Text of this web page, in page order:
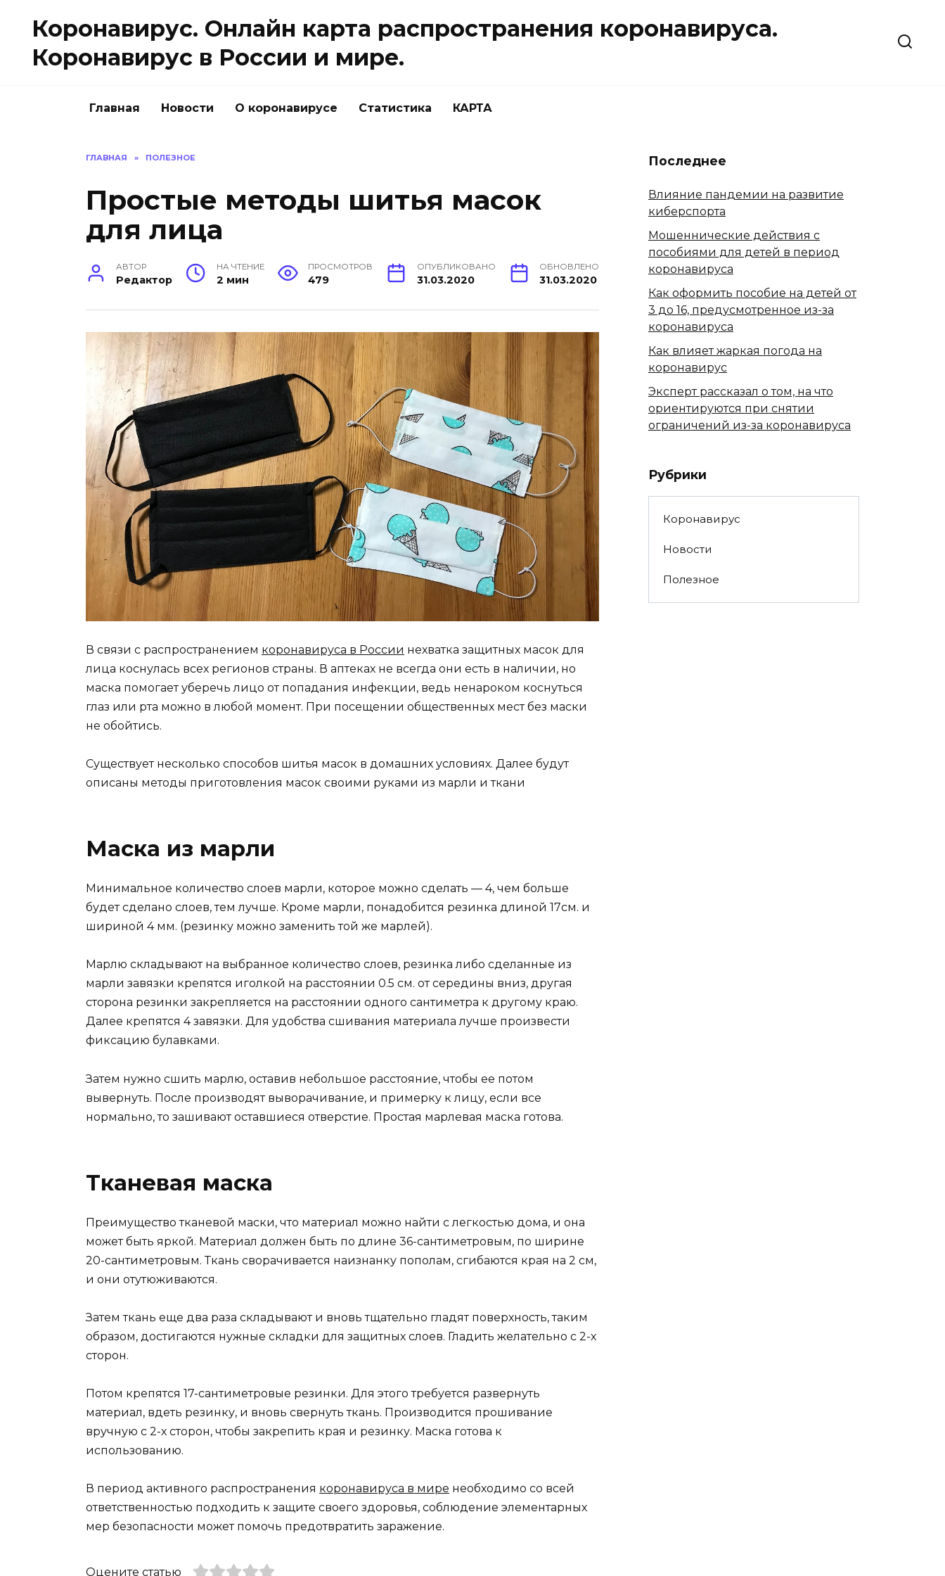
содержанию
Коронавирус. Онлайн карта распространения коронавируса.
Коронавирус в России и мире.
Главная Новости О коронавирусе Статистика КАРТА
ГЛАВНАЯ » ПОЛЕЗНОЕ
Простые методы шитья масок
для лица
АВТОР
Редактор
НА ЧТЕНИЕ
2 мин
ПРОСМОТРОВ
479
ОПУБЛИКОВАНО
31.03.2020
ОБНОВЛЕНО
31.03.2020
В связи с распространением коронавируса в России нехватка защитных масок для
лица коснулась всех регионов страны. В аптеках не всегда они есть в наличии, но
маска помогает уберечь лицо от попадания инфекции, ведь ненароком коснуться
глаз или рта можно в любой момент. При посещении общественных мест без маски
не обойтись.
Существует несколько способов шитья масок в домашних условиях. Далее будут
описаны методы приготовления масок своими руками из марли и ткани
Маска из марли
Минимальное количество слоев марли, которое можно сделать — 4, чем больше
будет сделано слоев, тем лучше. Кроме марли, понадобится резинка длиной 17см. и
шириной 4 мм. (резинку можно заменить той же марлей).
Марлю складывают на выбранное количество слоев, резинка либо сделанные из
марли завязки крепятся иголкой на расстоянии 0.5 см. от середины вниз, другая
сторона резинки закрепляется на расстоянии одного сантиметра к другому краю.
Далее крепятся 4 завязки. Для удобства сшивания материала лучше произвести
фиксацию булавками.
Затем нужно сшить марлю, оставив небольшое расстояние, чтобы ее потом
вывернуть. После производят выворачивание, и примерку к лицу, если все
нормально, то зашивают оставшиеся отверстие. Простая марлевая маска готова.
Тканевая маска
Преимущество тканевой маски, что материал можно найти с легкостью дома, и она
может быть яркой. Материал должен быть по длине 36-сантиметровым, по ширине
20-сантиметровым. Ткань сворачивается наизнанку пополам, сгибаются края на 2 см,
и они отутюживаются.
Затем ткань еще два раза складывают и вновь тщательно гладят поверхность, таким
образом, достигаются нужные складки для защитных слоев. Гладить желательно с 2-х
сторон.
Потом крепятся 17-сантиметровые резинки. Для этого требуется развернуть
материал, вдеть резинку, и вновь свернуть ткань. Производится прошивание
вручную с 2-х сторон, чтобы закрепить края и резинку. Маска готова к
использованию.
В период активного распространения коронавируса в мире необходимо со всей
ответственностью подходить к защите своего здоровья, соблюдение элементарных
мер безопасности может помочь предотвратить заражение.
Оцените статью
Последнее
Влияние пандемии на развитие
киберспорта
Мошеннические действия с
пособиями для детей в период
коронавируса
Как оформить пособие на детей от
3 до 16, предусмотренное из-за
коронавируса
Как влияет жаркая погода на
коронавирус
Эксперт рассказал о том, на что
ориентируются при снятии
ограничений из-за коронавируса
Рубрики
Коронавирус
Новости
Полезное